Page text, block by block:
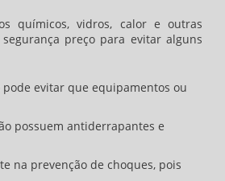
químicos, vidros, calor e outras
preço para evitar alguns
evitar que equipamentos ou
possuem antiderrapantes e
na prevenção de choques, pois